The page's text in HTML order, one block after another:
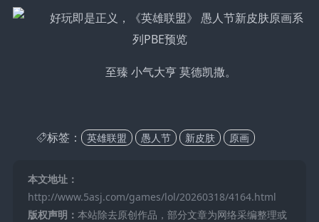
至臻 小气大亨 莫德凯撒。
标签： 英雄联盟 愚人节 新皮肤 原画
本文地址：
http://www.5asj.com/games/lol/20260318/4164.html
版权声明： 本站除去原创作品，部分文章为网络采编整理或